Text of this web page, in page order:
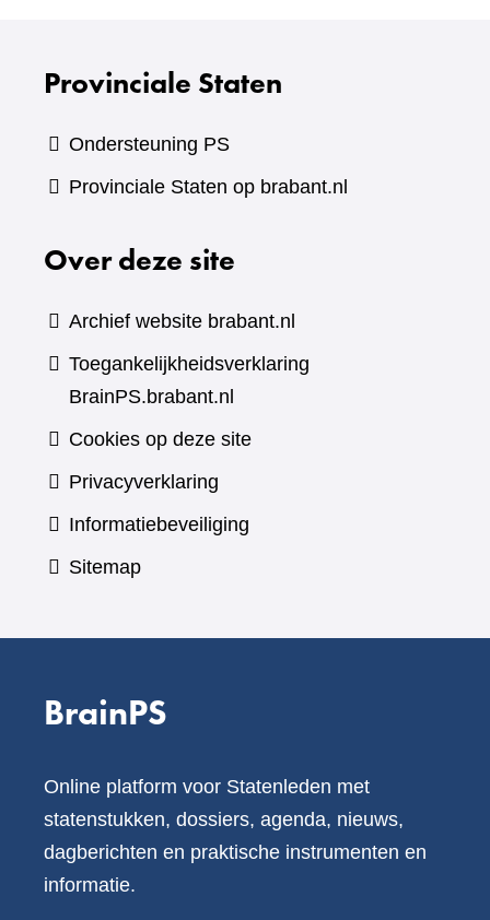
Provinciale Staten
Ondersteuning PS
Provinciale Staten op brabant.nl
Over deze site
Archief website brabant.nl
Toegankelijkheidsverklaring
BrainPS.brabant.nl
Cookies op deze site
Privacyverklaring
Informatiebeveiliging
Sitemap
BrainPS
Online platform voor Statenleden met
statenstukken, dossiers, agenda, nieuws,
dagberichten en praktische instrumenten en
informatie.